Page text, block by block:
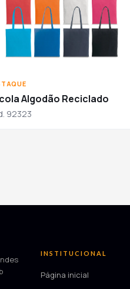
Algodão Reciclado
92323
INSTITUCIONAL
Página inicial